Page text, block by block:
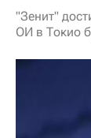
"Зенит"
ОИ в Токио